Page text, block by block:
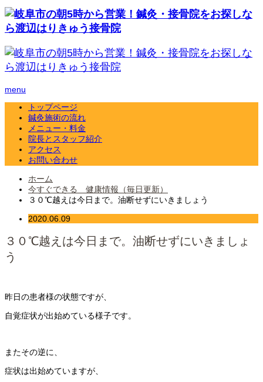
menu
トップページ
鍼灸施術の流れ
メニュー・料金
院長とスタッフ紹介
アクセス
お問い合わせ
ホーム
今すぐできる 健康情報（毎日更新）
３０℃越えは今日まで。油断せずにいきましょう
2020.06.09
３０℃越えは今日まで。油断せずにいきましょ
う
昨日の患者様の状態ですが、
自覚症状が出始めている様子です。
またその逆に、
症状は出始めていますが、